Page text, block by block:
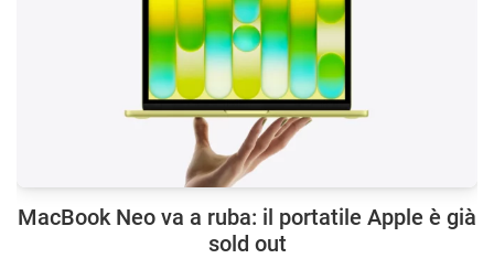
MacBook Neo va a ruba: il portatile Apple è già
sold out